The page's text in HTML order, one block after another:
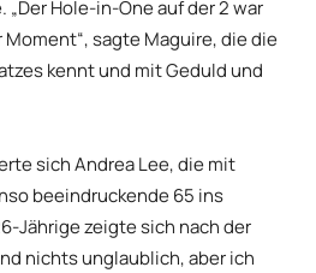
Hole-in-One auf der 2 war
sagte Maguire, die die
kennt und mit Geduld und
sich Andrea Lee, die mit
beeindruckende 65 ins
Jährige zeigte sich nach der
nichts unglaublich, aber ich